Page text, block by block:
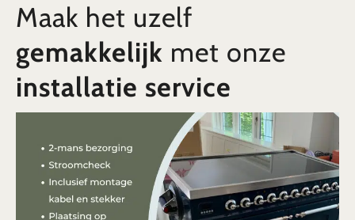
Maak het uzelf
gemakkelijk met onze
installatie service